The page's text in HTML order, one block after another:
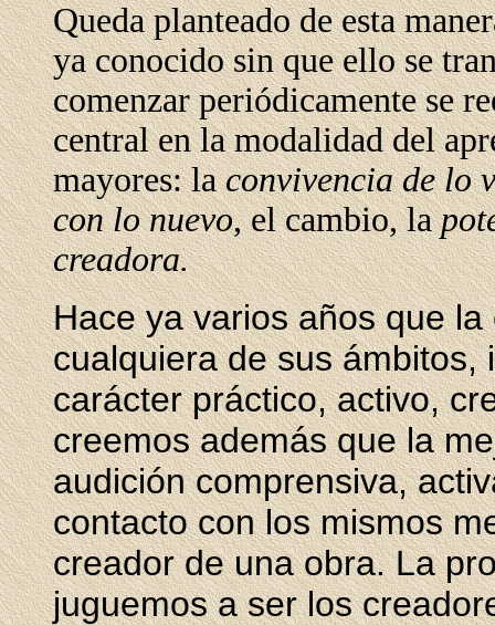
Queda planteado de esta
ya conocido sin que ello se
comenzar periódicamente se
central en la modalidad del
mayores: laconvivencia de lo
con lo nuevo, el cambio, la
creadora.
Hace ya varios años que
cualquiera de sus
carácter práctico, activo,
creemos además que la
audición comprensiva,
contacto con los mismos
creador de una obra. La
juguemos a ser los